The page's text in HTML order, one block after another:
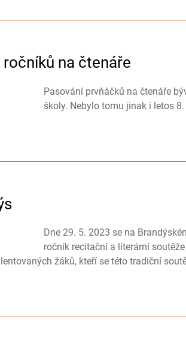
na čtenáře
Pasování prvňáčků na čtenáře
školy. Nebylo tomu jinak i letos 8.
Dne 29. 5. 2023 se na
ročník recitační a literární
žáků, kteří se této tradiční